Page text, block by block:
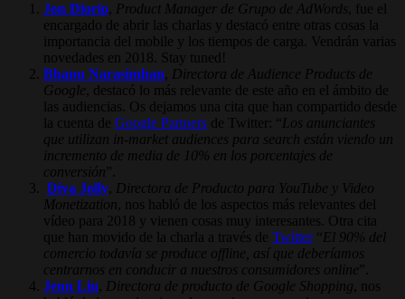
Jon Diorio Product Manager de Grupo de AdWords , fue el
encargado de abrir las charlas y destacó entre otras cosas la
importancia del mobile y los tiempos de carga. Vendrán varias
novedades en 2018. Stay tuned!
Bhanu Narasimhan
Directora de Audience Products de
Google
, destacó lo más relevante de este año en el ámbito de
las audiencias. Os dejamos una cita que han compartido desde
la cuenta de Google Partners de Twitter: “ Los anunciantes
que utilizan in-market audiences para search están viendo un
incremento de media de 10% en los porcentajes de
conversión”.
Diya Jolly Directora de Producto para YouTube y Video
Monetization , nos habló de los aspectos más relevantes del
vídeo para 2018 y vienen cosas muy interesantes. Otra cita
que han movido de la charla a través de Twitter“ El 90% del
comercio todavía se produce offline, así que deberíamos
centrarnos en conducir a nuestros consumidores online ”.
Jenn Liu
Directora de producto de Google Shopping , nos